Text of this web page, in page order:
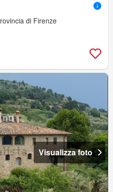
di Firenze
Visualizza foto